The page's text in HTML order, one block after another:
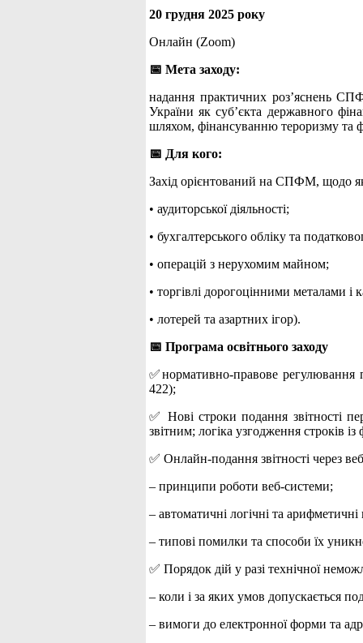
20 грудня 2025 року
Онлайн (Zoom)
📅 Мета заходу:
надання практичних роз’яснень
України як суб’єкта державного
шляхом, фінансуванню тероризму та
📅 Для кого:
Захід орієнтований на СПФМ, щодо
• аудиторської діяльності;
• бухгалтерського обліку та
• операцій з нерухомим майном;
• торгівлі дорогоцінними металами і
• лотерей та азартних ігор).
📅 Програма освітнього заходу
✅нормативно-правове регулювання
422);
✅ Нові строки подання звітності
звітним; логіка узгодження строків
✅ Онлайн-подання звітності через
– принципи роботи веб-системи;
– автоматичні логічні та арифметичні
– типові помилки та способи їх
✅ Порядок дій у разі технічної
– коли і за яких умов допускається
– вимоги до електронної форми та